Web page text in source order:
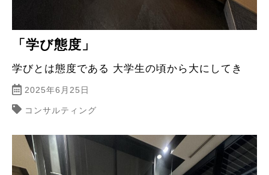
「学び態度」
学びとは態度である 大学生の頃から大にしてき
2025年6月25日
コンサルティング